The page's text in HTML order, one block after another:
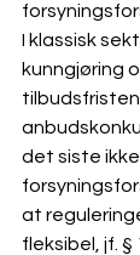
I klassisk
kunngjøring
det siste
at
fleksibel, jf. §